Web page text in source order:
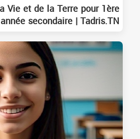
Vie et de la Terre pour 1ère
année secondaire | Tadris.TN